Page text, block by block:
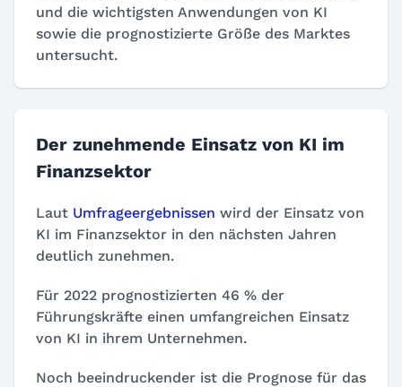
und die wichtigsten Anwendungen von KI
sowie die prognostizierte Größe des Marktes
untersucht.
Der zunehmende Einsatz von KI im
Finanzsektor
Laut Umfrageergebnissen wird der Einsatz von
KI im Finanzsektor in den nächsten Jahren
deutlich zunehmen.
Für 2022 prognostizierten 46 % der
Führungskräfte einen umfangreichen Einsatz
von KI in ihrem Unternehmen.
Noch beeindruckender ist die Prognose für das